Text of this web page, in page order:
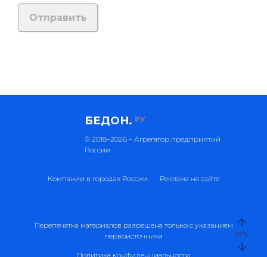
10%
БЕДОН. РУ
© 2018–2026 – Агрегатор предприятий
России
Компании в городах России Реклама на сайте
Перепечатка материалов разрешена только с указанием
первоисточника
Политика конфиденциальности